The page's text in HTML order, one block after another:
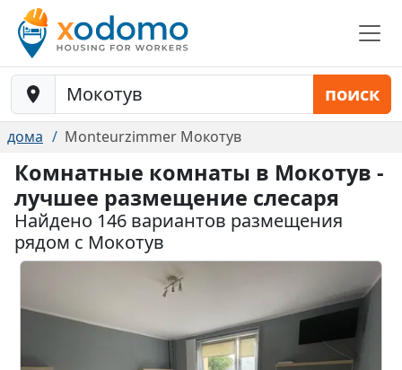
Baustelle-Location поиск
дома Monteurzimmer Мокотув
Комнатные комнаты в Мокотув -
лучшее размещение слесаря
Найдено 146 вариантов размещения
рядом с Мокотув